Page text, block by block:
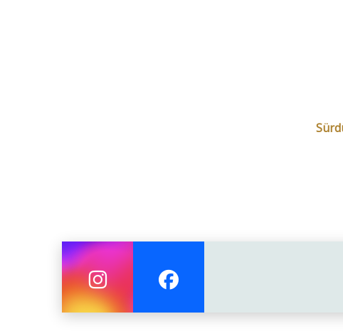
يمكنك الوصول إلى تقارير الاستدامة الخاصة بنا من خلال
السريعة ضوئيا.